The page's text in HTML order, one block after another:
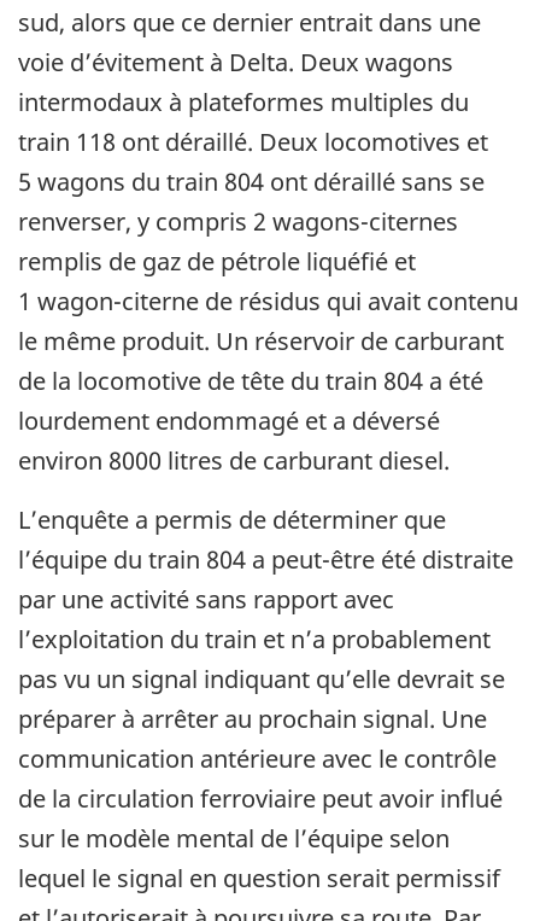
sud, alors que ce dernier entrait dans une
voie d’évitement à Delta. Deux wagons
intermodaux à plateformes multiples du
train 118 ont déraillé. Deux locomotives et
5 wagons du train 804 ont déraillé sans se
renverser, y compris 2 wagons-citernes
remplis de gaz de pétrole liquéfié et
1 wagon-citerne de résidus qui avait contenu
le même produit. Un réservoir de carburant
de la locomotive de tête du train 804 a été
lourdement endommagé et a déversé
environ 8000 litres de carburant diesel.
L’enquête a permis de déterminer que
l’équipe du train 804 a peut-être été distraite
par une activité sans rapport avec
l’exploitation du train et n’a probablement
pas vu un signal indiquant qu’elle devrait se
préparer à arrêter au prochain signal. Une
communication antérieure avec le contrôle
de la circulation ferroviaire peut avoir influé
sur le modèle mental de l’équipe selon
lequel le signal en question serait permissif